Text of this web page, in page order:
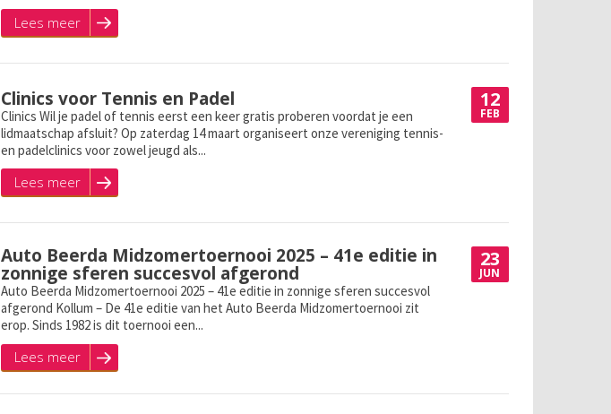
Lees meer
Clinics voor Tennis en Padel
Clinics Wil je padel of tennis eerst een keer gratis proberen voordat je een
lidmaatschap afsluit? Op zaterdag 14 maart organiseert onze vereniging tennis-
en padelclinics voor zowel jeugd als...
Lees meer
12
FEB
Auto Beerda Midzomertoernooi 2025 – 41e editie in
zonnige sferen succesvol afgerond
Auto Beerda Midzomertoernooi 2025 – 41e editie in zonnige sferen succesvol
afgerond Kollum – De 41e editie van het Auto Beerda Midzomertoernooi zit
erop. Sinds 1982 is dit toernooi een...
Lees meer
23
JUN